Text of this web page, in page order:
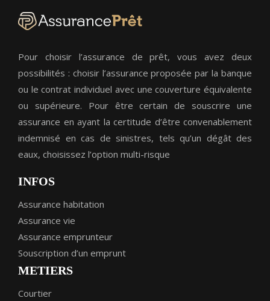
Pour choisir l’assurance de prêt, vous avez deux
possibilités : choisir l’assurance proposée par la banque
ou le contrat individuel avec une couverture équivalente
ou supérieure. Pour être certain de souscrire une
assurance en ayant la certitude d’être convenablement
indemnisé en cas de sinistres, tels qu’un dégât des
eaux, choisissez l’option multi-risque
INFOS
Assurance habitation
Assurance vie
Assurance emprunteur
Souscription d’un emprunt
METIERS
Courtier